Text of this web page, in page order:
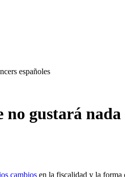
españoles
gustará nada
cambios en la fiscalidad y la forma